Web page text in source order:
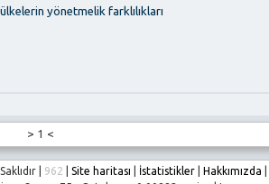
yönetmelik farklılıkları
> 1 <
| 962 |Site haritası İstatistikler Hakkımızda